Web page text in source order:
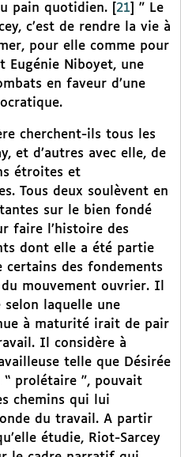
pain quotidien.
21
” Le
c’est de rendre la vie à
pour elle comme pour
Eugénie Niboyet, une
en faveur d’une
cherchent-ils tous les
et d’autres avec elle, de
étroites et
Tous deux soulèvent en
sur le bien fondé
faire l’histoire des
dont elle a été partie
certains des fondements
mouvement ouvrier. Il
selon laquelle une
à maturité irait de pair
Il considère à
telle que Désirée
prolétaire ”, pouvait
chemins qui lui
du travail. A partir
étudie, Riot-Sarcey